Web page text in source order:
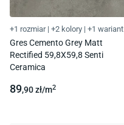
+1 rozmiar | +2 kolory | +1 wariant
Gres Cemento Grey Matt
Rectified 59,8X59,8 Senti
Ceramica
89,90zł/m2